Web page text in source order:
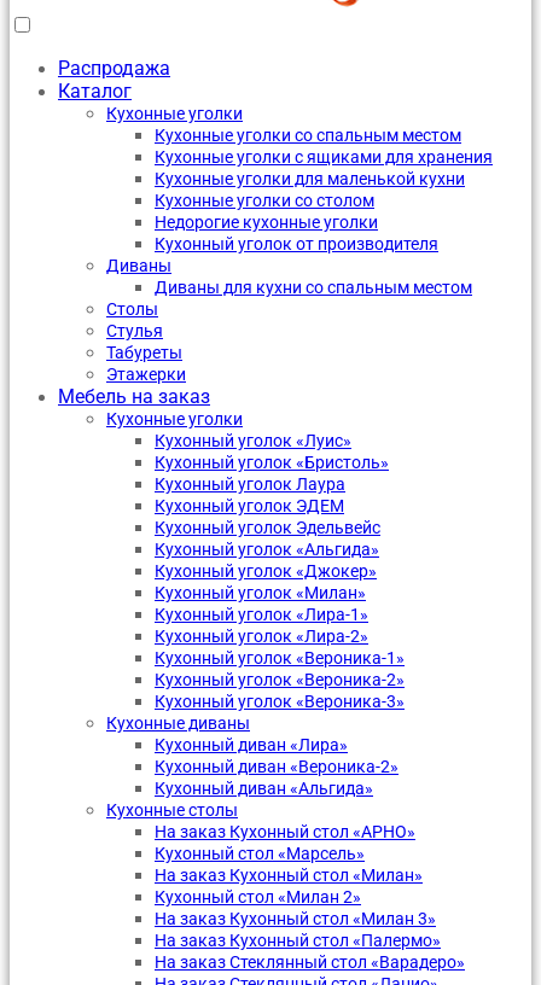
Распродажа
Каталог
Кухонные уголки
Кухонные уголки со спальным местом
Кухонные уголки с ящиками для хранения
Кухонные уголки для маленькой кухни
Кухонные уголки со столом
Недорогие кухонные уголки
Кухонный уголок от производителя
Диваны
Диваны для кухни со спальным местом
Столы
Стулья
Табуреты
Этажерки
Мебель на заказ
Кухонные уголки
Кухонный уголок «Луис»
Кухонный уголок «Бристоль»
Кухонный уголок Лаура
Кухонный уголок ЭДЕМ
Кухонный уголок Эдельвейс
Кухонный уголок «Альгида»
Кухонный уголок «Джокер»
Кухонный уголок «Милан»
Кухонный уголок «Лира-1»
Кухонный уголок «Лира-2»
Кухонный уголок «Вероника-1»
Кухонный уголок «Вероника-2»
Кухонный уголок «Вероника-3»
Кухонные диваны
Кухонный диван «Лира»
Кухонный диван «Вероника-2»
Кухонный диван «Альгида»
Кухонные столы
На заказ Кухонный стол «АРНО»
Кухонный стол «Марсель»
На заказ Кухонный стол «Милан»
Кухонный стол «Милан 2»
На заказ Кухонный стол «Милан 3»
На заказ Кухонный стол «Палермо»
На заказ Стеклянный стол «Варадеро»